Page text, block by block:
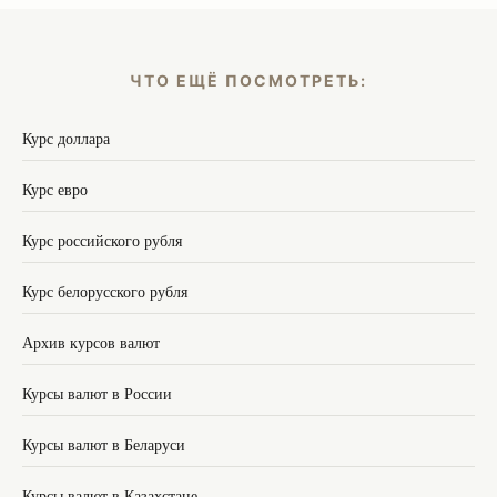
ЧТО ЕЩЁ ПОСМОТРЕТЬ:
Курс доллара
Курс евро
Курс российского рубля
Курс белорусского рубля
Архив курсов валют
Курсы валют в России
Курсы валют в Беларуси